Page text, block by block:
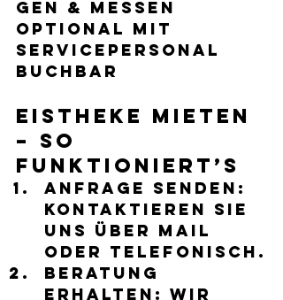
gen & Messen
Optional mit
Servicepersonal
buchbar
Eistheke mieten
– so
funktioniert’s
Anfrage senden:
Kontaktieren Sie
uns über Mail
oder telefonisch.
Beratung
erhalten: Wir